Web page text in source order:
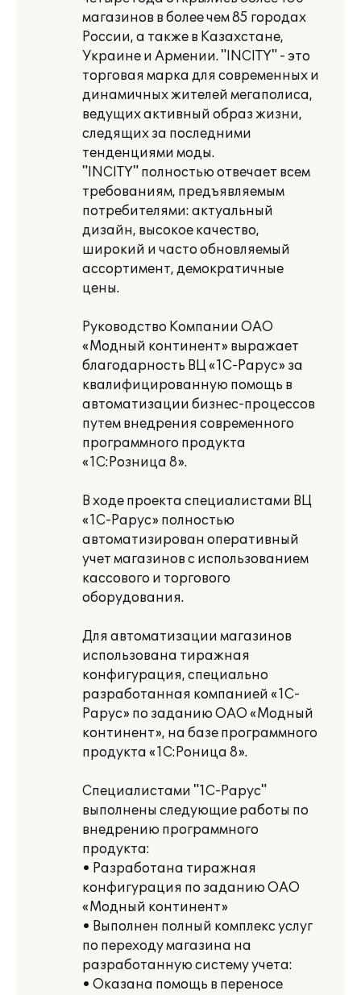
магазинов в более чем 85 городах
России, а также в Казахстане,
Украине и Армении. "INCITY" - это
торговая марка для современных и
динамичных жителей мегаполиса,
ведущих активный образ жизни,
следящих за последними
тенденциями моды.
"INCITY" полностью отвечает всем
требованиям, предъявляемым
потребителями: актуальный
дизайн, высокое качество,
широкий и часто обновляемый
ассортимент, демократичные
цены.
Руководство Компании ОАО
«Модный континент» выражает
благодарность ВЦ «1С-Рарус» за
квалифицированную помощь в
автоматизации бизнес-процессов
путем внедрения современного
программного продукта
«1С:Розница 8».
В ходе проекта специалистами ВЦ
«1С-Рарус» полностью
автоматизирован оперативный
учет магазинов с использованием
кассового и торгового
оборудования.
Для автоматизации магазинов
использована тиражная
конфигурация, специально
разработанная компанией «1С-
Рарус» по заданию ОАО «Модный
континент», на базе программного
продукта «1С:Роница 8».
Специалистами "1С-Рарус"
выполнены следующие работы по
внедрению программного
продукта:
• Разработана тиражная
конфигурация по заданию ОАО
«Модный континент»
• Выполнен полный комплекс услуг
по переходу магазина на
разработанную систему учета:
• Оказана помощь в переносе